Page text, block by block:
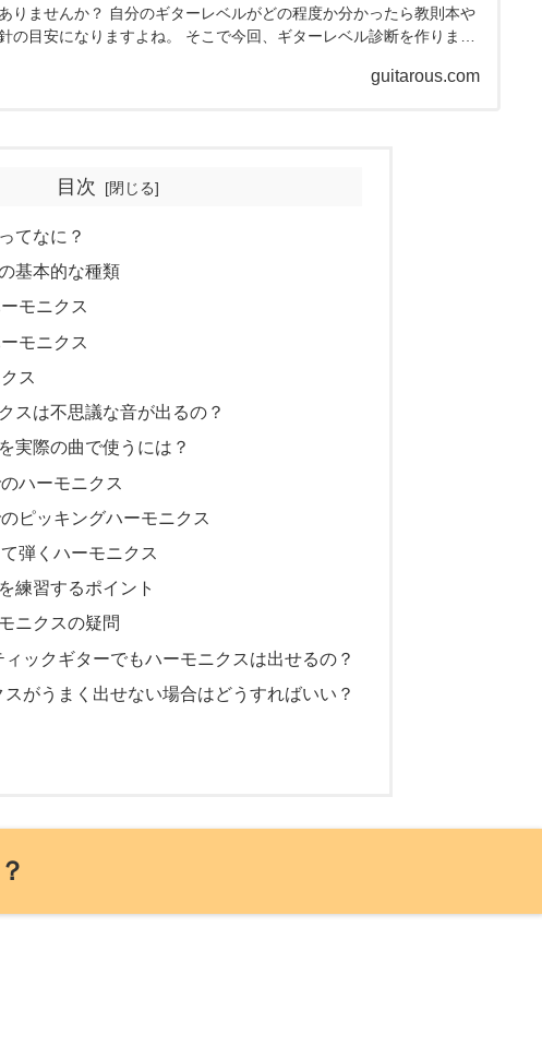
りませんか？ 自分のギターレベルがどの程度か分かったら教則本や
の目安になりますよね。 そこで今回、ギターレベル診断を作りまし
guitarous.com
目次
てなに？
基本的な種類
モニクス
モニクス
ス
スは不思議な音が出るの？
実際の曲で使うには？
ハーモニクス
ピッキングハーモニクス
弾くハーモニクス
練習するポイント
ニクスの疑問
ックギターでもハーモニクスは出せるの？
がうまく出せない場合はどうすればいい？